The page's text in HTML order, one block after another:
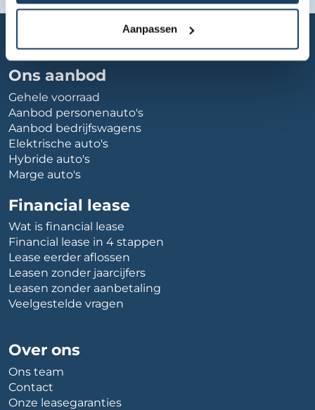
Aanpassen
ekris-heerenveen
Ons aanbod
Gehele voorraad
Aanbod personenauto's
Aanbod bedrijfswagens
Elektrische auto's
Hybride auto's
Marge auto's
Financial lease
Wat is financial lease
Financial lease in 4 stappen
Lease eerder aflossen
Leasen zonder jaarcijfers
Leasen zonder aanbetaling
Veelgestelde vragen
Over ons
Ons team
Contact
Onze leasegaranties